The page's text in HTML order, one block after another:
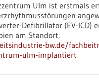
Ulm ist erstmals
​Defibrillator (EV-​
am Standort.
bw.de/
ulm-implantiert